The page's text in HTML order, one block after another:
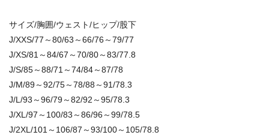
サイズ/胸囲/ウェスト/ヒップ/股下
J/XXS/77～80/63～66/76～79/77
J/XS/81～84/67～70/80～83/77.8
J/S/85～88/71～74/84～87/78
J/M/89～92/75～78/88～91/78.3
J/L/93～96/79～82/92～95/78.3
J/XL/97～100/83～86/96～99/78.5
J/2XL/101～106/87～93/100～105/78.8